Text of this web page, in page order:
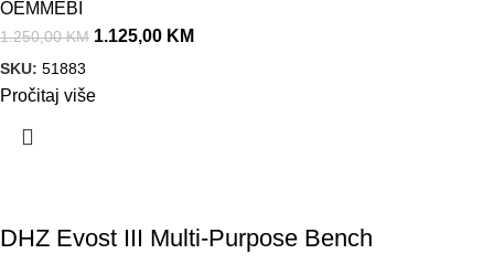
OEMMEBI
1.250,00KM 1.125,00 KM
SKU: 51883
Pročitaj više
DHZ Evost III Multi-Purpose Bench